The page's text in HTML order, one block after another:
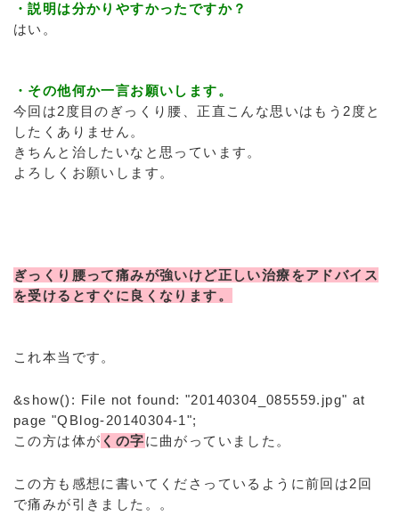
・説明は分かりやすかったですか？
はい。
・その他何か一言お願いします。
今回は2度目のぎっくり腰、正直こんな思いはもう2度と
したくありません。
きちんと治したいなと思っています。
よろしくお願いします。
ぎっくり腰って痛みが強いけど正しい治療をアドバイス
を受けるとすぐに良くなります。
これ本当です。
&show(): File not found: "20140304_085559.jpg" at
page "QBlog-20140304-1";
この方は体が くの字に曲がっていました。
この方も感想に書いてくださっているように前回は2回
で痛みが引きました。。